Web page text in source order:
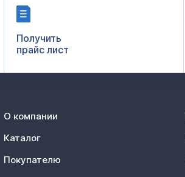
Получить
прайс лист
О компании
Каталог
Покупателю